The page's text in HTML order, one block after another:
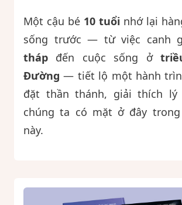
Một cậu bé 10 tuổi nhớ lại
sống trước — từ việc canh
tháp đến cuộc sống ở
Đường — tiết lộ một hành
đặt thần thánh, giải thích
chúng ta có mặt ở đây trong
này.